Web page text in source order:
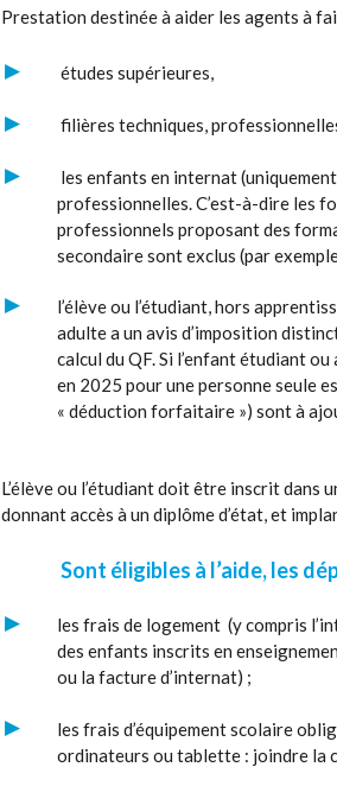
Prestation destinée à aider les agents à
études supérieures,
filières techniques,
les enfants en internat
professionnelles. C’est-à-dire les
professionnels proposant des
secondaire sont exclus (par
l’élève ou l’étudiant, hors
adulte a un avis d’imposition
calcul du QF. Si l’enfant étudiant
en 2025 pour une personne seule
« déduction forfaitaire ») sont à
L’élève ou l’étudiant doit être inscrit dans
donnant accès à un diplôme d’état, et
Sont éligibles à l’aide, les
les frais de logement (y compris
des enfants inscrits en
ou la facture d’internat) ;
les frais d’équipement scolaire
ordinateurs ou tablette : joindre la